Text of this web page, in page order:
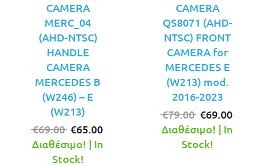
CAMERA
MERC_04
(AHD-NTSC)
HANDLE
CAMERA
MERCEDES B
(W246) – E
(W213)
€69.00 Original
price
was:
€65.00
Διαθέσιμο! | In
Stock!
CAMERA
QS8071 (AHD-
NTSC) FRONT
CAMERA for
MERCEDES E
(W213) mod.
2016-2023
€79.00 Original
price
was:
€69.00
Διαθέσιμο! | In
Stock!